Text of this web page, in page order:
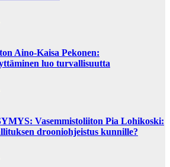
Aino-Kaisa Pekonen:
luo turvallisuutta
Vasemmistoliiton Pia Lohikoski:
drooniohjeistus kunnille?